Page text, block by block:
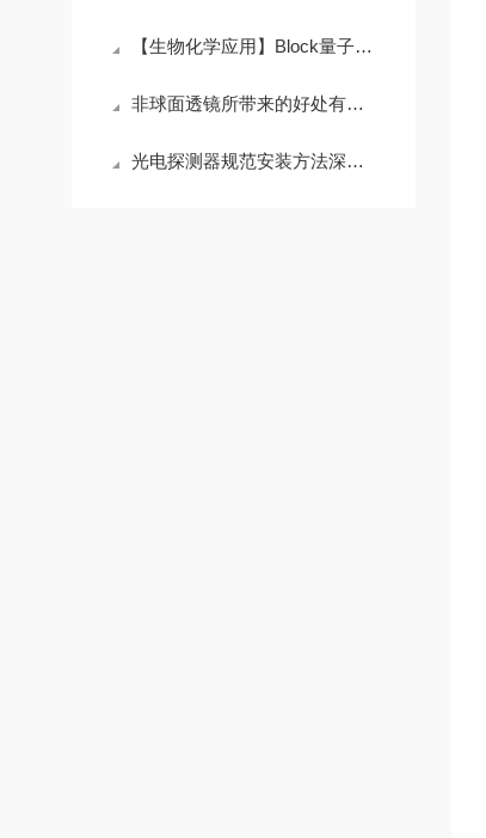
【生物化学应用】Block量子级联激光快速红外成像系统
非球面透镜所带来的好处有哪些？
光电探测器规范安装方法深度剖析与分享